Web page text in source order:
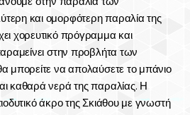
και ομορφότερη παραλία της
χορευτικό πρόγραμμα και
στην προβλήτα των
μπορείτε να απολαύσετε το μπάνιο
καθαρά νερά της παραλίας. Η
άκρο της Σκιάθου με γνωστή